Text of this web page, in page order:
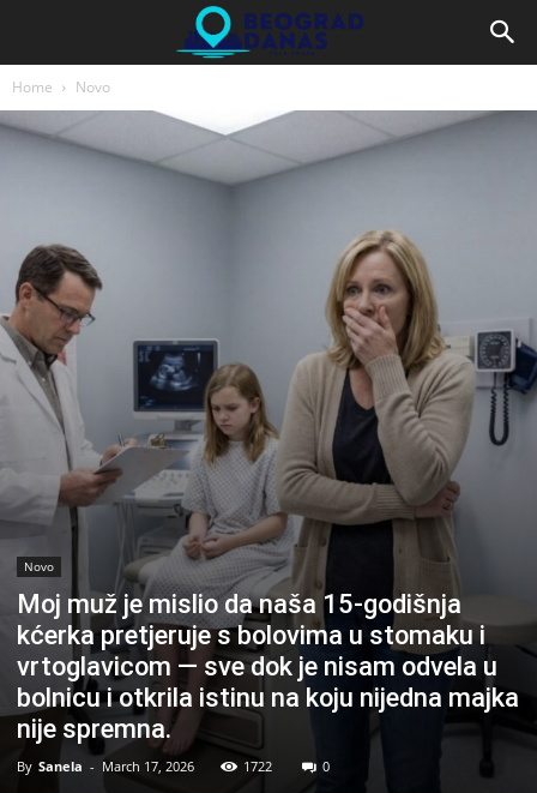
Home Novo
Novo
Moj muž je mislio da naša 15-godišnja
kćerka pretjeruje s bolovima u stomaku i
vrtoglavicom — sve dok je nisam odvela u
bolnicu i otkrila istinu na koju nijedna majka
nije spremna.
By Sanela - March 17, 2026 1722 0